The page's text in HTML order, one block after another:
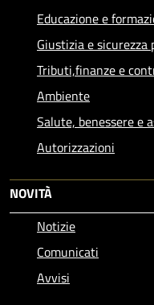
Educazione e
Giustizia e sicurezza
Tributi,finanze e
Ambiente
Salute, benessere e
Autorizzazioni
NOVITÀ
Notizie
Comunicati
Avvisi